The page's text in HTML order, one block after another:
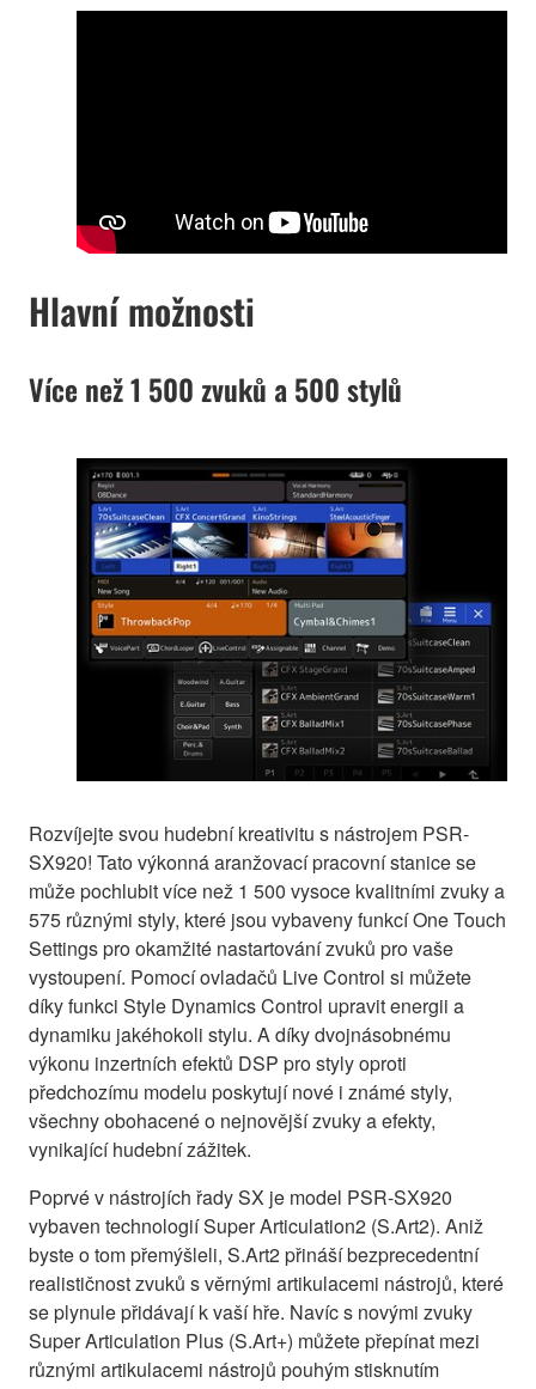
Hlavní možnosti
Více než 1 500 zvuků a 500 stylů
Rozvíjejte svou hudební kreativitu s nástrojem PSR-
SX920! Tato výkonná aranžovací pracovní stanice se
může pochlubit více než 1 500 vysoce kvalitními zvuky a
575 různými styly, které jsou vybaveny funkcí One Touch
Settings pro okamžité nastartování zvuků pro vaše
vystoupení. Pomocí ovladačů Live Control si můžete
díky funkci Style Dynamics Control upravit energii a
dynamiku jakéhokoli stylu. A díky dvojnásobnému
výkonu inzertních efektů DSP pro styly oproti
předchozímu modelu poskytují nové i známé styly,
všechny obohacené o nejnovější zvuky a efekty,
vynikající hudební zážitek.
Poprvé v nástrojích řady SX je model PSR-SX920
vybaven technologií Super Articulation2 (S.Art2). Aniž
byste o tom přemýšleli, S.Art2 přináší bezprecedentní
realističnost zvuků s věrnými artikulacemi nástrojů, které
se plynule přidávají k vaší hře. Navíc s novými zvuky
Super Articulation Plus (S.Art+) můžete přepínat mezi
různými artikulacemi nástrojů pouhým stisknutím